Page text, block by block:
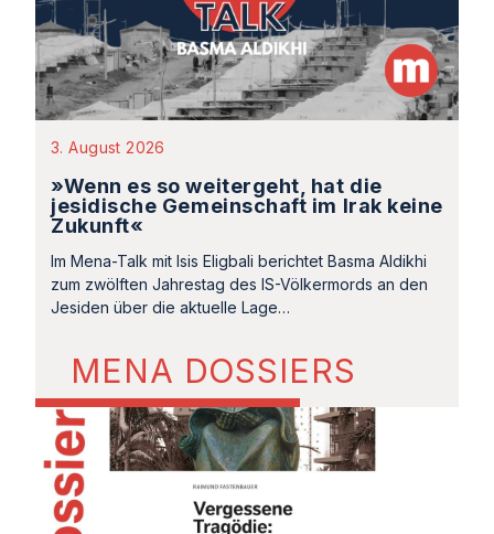
3. August 2026
»Wenn es so weitergeht, hat die
jesidische Gemeinschaft im Irak keine
Zukunft«
Im Mena-Talk mit Isis Eligbali berichtet Basma Aldikhi
zum zwölften Jahrestag des IS-Völkermords an den
Jesiden über die aktuelle Lage…
MENA DOSSIERS